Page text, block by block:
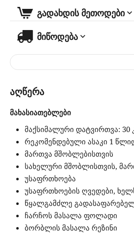
გადახდის მეთოდები
მიწოდება
აღწერა
მახასიათებლები
მაქსიმალური დატვირთვა: 30
რეკომენდებული ასაკი 1
მართვა მშობლებისთვის
სახელური მშობლისთვის,
უსაფრთხოება
უსაფრთხოების ღვედები,
წყალგამძლე
ჩარჩოს მასალა ფოლადი
ბორბლის მასალა რეზინი